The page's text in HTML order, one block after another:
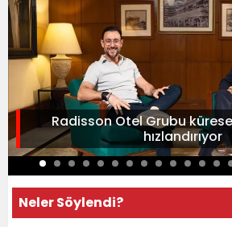
Radisson Otel Grubu
hızlandırıyor
Neler Söylendi?